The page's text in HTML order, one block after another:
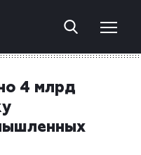
4 млрд